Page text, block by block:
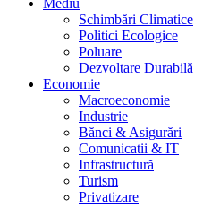
Mediu
Schimbări Climatice
Politici Ecologice
Poluare
Dezvoltare Durabilă
Economie
Macroeconomie
Industrie
Bănci & Asigurări
Comunicatii & IT
Infrastructură
Turism
Privatizare